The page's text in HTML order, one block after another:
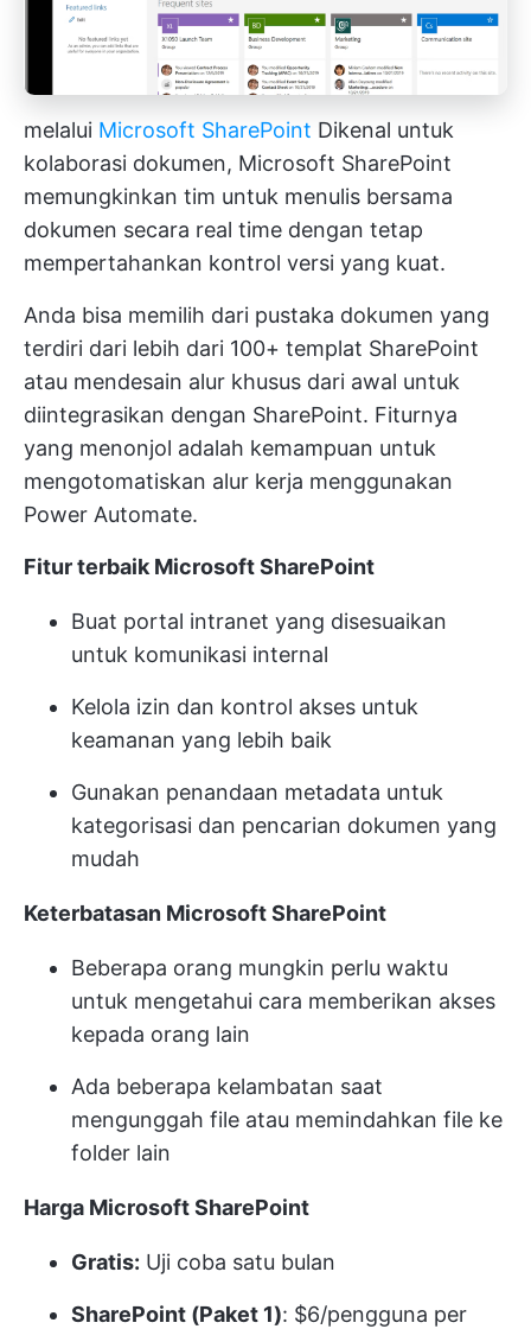
melalui Microsoft SharePoint Dikenal untuk
kolaborasi dokumen, Microsoft SharePoint
memungkinkan tim untuk menulis bersama
dokumen secara real time dengan tetap
mempertahankan kontrol versi yang kuat.
Anda bisa memilih dari pustaka dokumen yang
terdiri dari lebih dari 100+ templat SharePoint
atau mendesain alur khusus dari awal untuk
diintegrasikan dengan SharePoint. Fiturnya
yang menonjol adalah kemampuan untuk
mengotomatiskan alur kerja menggunakan
Power Automate.
Fitur terbaik Microsoft SharePoint
Buat portal intranet yang disesuaikan
untuk komunikasi internal
Kelola izin dan kontrol akses untuk
keamanan yang lebih baik
Gunakan penandaan metadata untuk
kategorisasi dan pencarian dokumen yang
mudah
Keterbatasan Microsoft SharePoint
Beberapa orang mungkin perlu waktu
untuk mengetahui cara memberikan akses
kepada orang lain
Ada beberapa kelambatan saat
mengunggah file atau memindahkan file ke
folder lain
Harga Microsoft SharePoint
Gratis: Uji coba satu bulan
SharePoint (Paket 1): $6/pengguna per